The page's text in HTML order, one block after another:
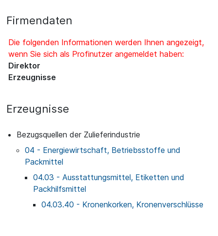
Firmendaten
Die folgenden Informationen werden Ihnen angezeigt,
wenn Sie sich als Profinutzer angemeldet haben:
Direktor
Erzeugnisse
Erzeugnisse
Bezugsquellen der Zulieferindustrie
04 - Energiewirtschaft, Betriebsstoffe und
Packmittel
04.03 - Ausstattungsmittel, Etiketten und
Packhilfsmittel
04.03.40 - Kronenkorken, Kronenverschlüsse